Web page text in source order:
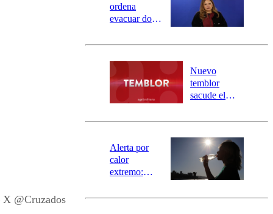
@Cruzados
ordena
evacuar dos
Carahue por
río Damas:
activa
mensajería
SAE
Nuevo
temblor
sacude el
revisa la
epicentro
Alerta por
calor
extremo:
activa Alerta